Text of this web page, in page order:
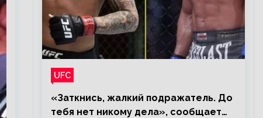
UFC
«Заткнись, жалкий подражатель. До
тебя нет никому дела», сообщает